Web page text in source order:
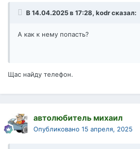
В 14.04.2025 в 17:28, kodrсказал:
А как к нему попасть?
Щас найду телефон.
автолюбитель михаил
Опубликовано 15 апреля, 2025